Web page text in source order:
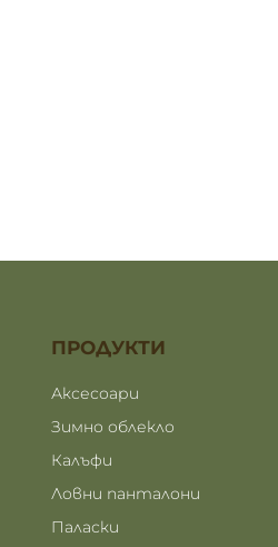
ПРОДУКТИ
Аксесоари
Зимно облекло
Калъфи
Ловни панталони
Паласки